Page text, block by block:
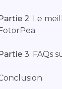
2. Le
3. FAQs